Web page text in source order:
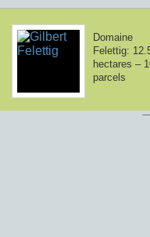
Domaine
Felettig:
hectares –
parcels